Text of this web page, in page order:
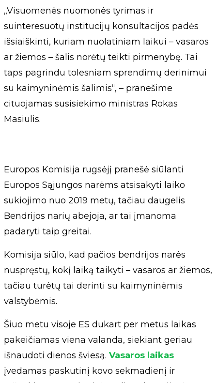
„Visuomenės nuomonės tyrimas ir
suinteresuotų institucijų konsultacijos padės
išsiaiškinti, kuriam nuolatiniam laikui – vasaros
ar žiemos – šalis norėtų teikti pirmenybę. Tai
taps pagrindu tolesniam sprendimų derinimui
su kaimyninėmis šalimis“, – pranešime
cituojamas susisiekimo ministras Rokas
Masiulis.
Europos Komisija rugsėjį pranešė siūlanti
Europos Sąjungos narėms atsisakyti laiko
sukiojimo nuo 2019 metų, tačiau daugelis
Bendrijos narių abejoja, ar tai įmanoma
padaryti taip greitai.
Komisija siūlo, kad pačios bendrijos narės
nuspręstų, kokį laiką taikyti – vasaros ar žiemos,
tačiau turėtų tai derinti su kaimyninėmis
valstybėmis.
Šiuo metu visoje ES dukart per metus laikas
pakeičiamas viena valanda, siekiant geriau
išnaudoti dienos šviesą. Vasaros laikas
įvedamas paskutinį kovo sekmadienį ir